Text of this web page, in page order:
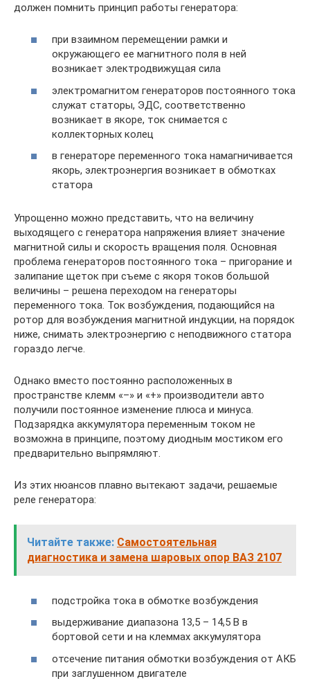
должен помнить принцип работы генератора:
при взаимном перемещении рамки и
окружающего ее магнитного поля в ней
возникает электродвижущая сила
электромагнитом генераторов постоянного тока
служат статоры, ЭДС, соответственно
возникает в якоре, ток снимается с
коллекторных колец
в генераторе переменного тока намагничивается
якорь, электроэнергия возникает в обмотках
статора
Упрощенно можно представить, что на величину
выходящего с генератора напряжения влияет значение
магнитной силы и скорость вращения поля. Основная
проблема генераторов постоянного тока – пригорание и
залипание щеток при съеме с якоря токов большой
величины – решена переходом на генераторы
переменного тока. Ток возбуждения, подающийся на
ротор для возбуждения магнитной индукции, на порядок
ниже, снимать электроэнергию с неподвижного статора
гораздо легче.
Однако вместо постоянно расположенных в
пространстве клемм «–» и «+» производители авто
получили постоянное изменение плюса и минуса.
Подзарядка аккумулятора переменным током не
возможна в принципе, поэтому диодным мостиком его
предварительно выпрямляют.
Из этих нюансов плавно вытекают задачи, решаемые
реле генератора:
Читайте также: Самостоятельная
диагностика и замена шаровых опор ВАЗ 2107
подстройка тока в обмотке возбуждения
выдерживание диапазона 13,5 – 14,5 В в
бортовой сети и на клеммах аккумулятора
отсечение питания обмотки возбуждения от АКБ
при заглушенном двигателе